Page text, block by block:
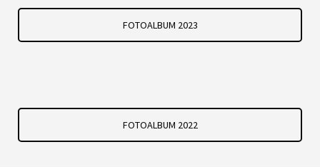
FOTOALBUM 2023
FOTOALBUM 2022